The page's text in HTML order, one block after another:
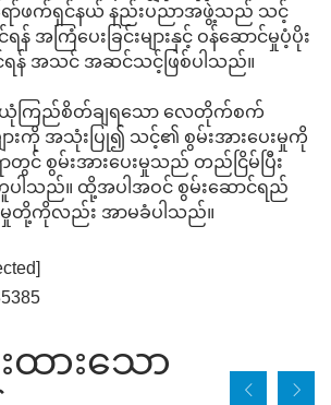
ော်ဖက်ရှင်နယ် နည်းပညာအဖွဲ့သည် သင့်
အကြံပေးခြင်းများနှင့် ဝန်ဆောင်မှုပံ့ပိုး
င်ရန် အသင် အဆင်သင့်ဖြစ်ပါသည်။
ကြည်စိတ်ချရသော လေတိုက်စက်
ားကို အသုံးပြု၍ သင့်၏ စွမ်းအားပေးမှုကို
တွင် စွမ်းအားပေးမှုသည် တည်ငြိမ်ပြီး
ါသည်။ ထို့အပါအဝင် စွမ်းဆောင်ရည်
ခံမှုတို့ကိုလည်း အာမခံပါသည်။
ထားသော